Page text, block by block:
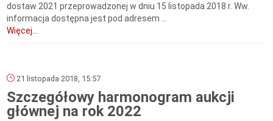
dostaw 2021 przeprowadzonej w dniu 15 listopada 2018 r. Ww.
informacja dostępna jest pod adresem ...
Więcej...
21 listopada 2018, 15:57
Szczegółowy harmonogram aukcji
głównej na rok 2022